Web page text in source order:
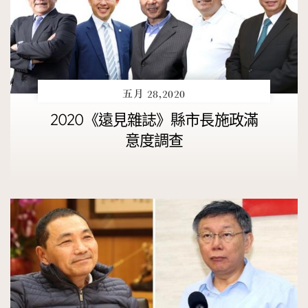
五月 28,2020
2020《遠見雜誌》縣市長施政滿
意度調查